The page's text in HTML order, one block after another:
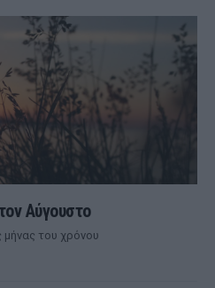
Αύγουστο
μήνας του χρόνου